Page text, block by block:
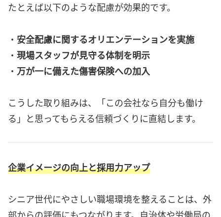
たとえば以下のような配慮が効果的です。
・ 安全配慮に関するオリエンテーションを実施
・ 現場スタッフが見守る体制を明示
・ 万が一に備えた傷害保険への加入
こうした取り組みは、「この会社なら自分も働け
る」と思ってもらえる信頼づくりに直結します。
企業イメージの向上と採用力アップ
シニア世代にやさしい職場環境を整えることは、外